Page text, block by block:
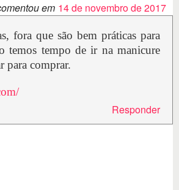
em 14 de novembro de 2017
fora que são bem práticas para
temos tempo de ir na manicure
para comprar.
Responder